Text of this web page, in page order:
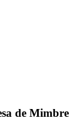
de Mimbre